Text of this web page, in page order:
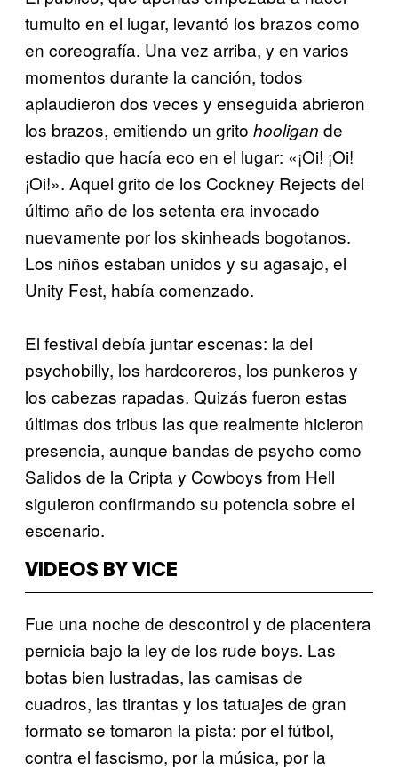
tumulto en el lugar, levantó los brazos como
en coreografía. Una vez arriba, y en varios
momentos durante la canción, todos
aplaudieron dos veces y enseguida abrieron
los brazos, emitiendo un grito hooligan de
estadio que hacía eco en el lugar: «¡Oi! ¡Oi!
¡Oi!». Aquel grito de los Cockney Rejects del
último año de los setenta era invocado
nuevamente por los skinheads bogotanos.
Los niños estaban unidos y su agasajo, el
Unity Fest, había comenzado.
El festival debía juntar escenas: la del
psychobilly, los hardcoreros, los punkeros y
los cabezas rapadas. Quizás fueron estas
últimas dos tribus las que realmente hicieron
presencia, aunque bandas de psycho como
Salidos de la Cripta y Cowboys from Hell
siguieron confirmando su potencia sobre el
escenario.
VIDEOS BY VICE
Fue una noche de descontrol y de placentera
pernicia bajo la ley de los rude boys. Las
botas bien lustradas, las camisas de
cuadros, las tirantas y los tatuajes de gran
formato se tomaron la pista: por el fútbol,
contra el fascismo, por la música, por la